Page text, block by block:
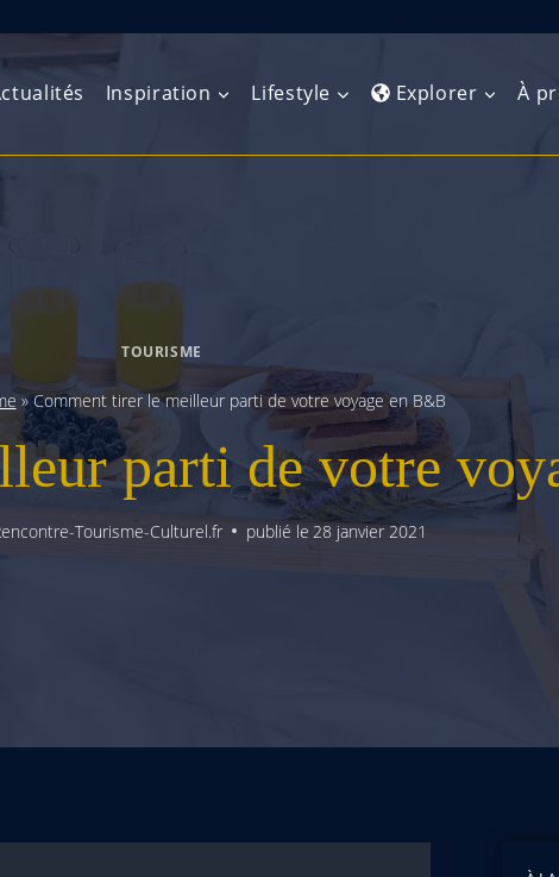
Inspiration Lifestyle Explorer
du Nord
de l’Est
Amérique centrale
Amérique du Sud
Afrique australe
À
TOURISME
»Comment tirer le meilleur parti de votre voyage en B&B
parti de votre
Tourisme-Culturel.fr publié le 28 janvier 2021